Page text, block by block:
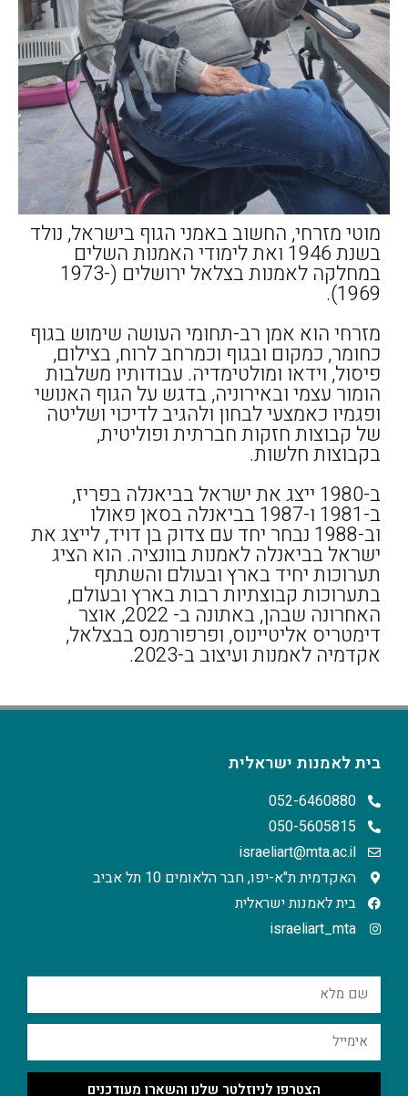
מוטי מזרחי, החשוב באמני הגוף בישראל, נולד
בשנת 1946 ואת לימודי האמנות השלים
במחלקה לאמנות בצלאל ירושלים (1973-
1969).
מזרחי הוא אמן רב-תחומי העושה שימוש בגוף
כחומר, כמקום ובגוף וכמרחב לרוח, בצילום,
פיסול, וידאו ומולטימדיה. עבודותיו משלבות
הומור עצמי ובאירוניה, בדגש על הגוף האנושי
ופגמיו כאמצעי לבחון ולהגיב לדיכוי ושליטה
של קבוצות חזקות חברתית ופוליטית,
בקבוצות חלשות.
ב-1980 ייצג את ישראל בביאנלה בפריז,
ב-1981 ו-1987 בביאנלה בסאן פאולו
וב-1988 נבחר יחד עם צדוק בן דויד, לייצג את
ישראל בביאנלה לאמנות בוונציה. הוא הציג
תערוכות יחיד בארץ ובעולם והשתתף
בתערוכות קבוצתיות רבות בארץ ובעולם,
האחרונה שבהן, באתונה ב- 2022, אוצר
דימטריס אליטיינוס, ופרפורמנס בבצלאל,
אקדמיה לאמנות ועיצוב ב-2023.
בית לאמנות ישראלית
052-6460880
050-5605815
israeliart@mta.ac.il
האקדמית ת"א-יפו, חבר הלאומים 10 תל אביב
בית לאמנות ישראלית
israeliart_mta
הצטרפו לניוזלטר שלנו והשארו מעודכנים